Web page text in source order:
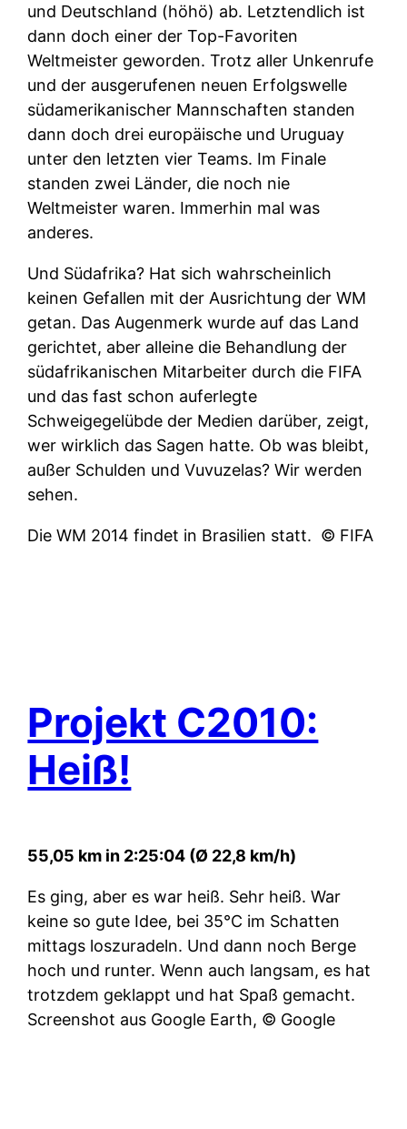
und Deutschland (höhö) ab. Letztendlich ist
dann doch einer der Top-Favoriten
Weltmeister geworden. Trotz aller Unkenrufe
und der ausgerufenen neuen Erfolgswelle
südamerikanischer Mannschaften standen
dann doch drei europäische und Uruguay
unter den letzten vier Teams. Im Finale
standen zwei Länder, die noch nie
Weltmeister waren. Immerhin mal was
anderes.
Und Südafrika? Hat sich wahrscheinlich
keinen Gefallen mit der Ausrichtung der WM
getan. Das Augenmerk wurde auf das Land
gerichtet, aber alleine die Behandlung der
südafrikanischen Mitarbeiter durch die FIFA
und das fast schon auferlegte
Schweigegelübde der Medien darüber, zeigt,
wer wirklich das Sagen hatte. Ob was bleibt,
außer Schulden und Vuvuzelas? Wir werden
sehen.
Die WM 2014 findet in Brasilien statt. © FIFA
Projekt C2010:
Heiß!
55,05 km in 2:25:04 (Ø 22,8 km/h)
Es ging, aber es war heiß. Sehr heiß. War
keine so gute Idee, bei 35°C im Schatten
mittags loszuradeln. Und dann noch Berge
hoch und runter. Wenn auch langsam, es hat
trotzdem geklappt und hat Spaß gemacht.
Screenshot aus Google Earth, © Google